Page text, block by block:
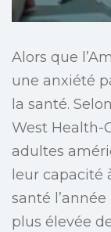
Alors que
une anxiété
la santé.
West Health-
adultes
leur capacité
santé
plus élevée